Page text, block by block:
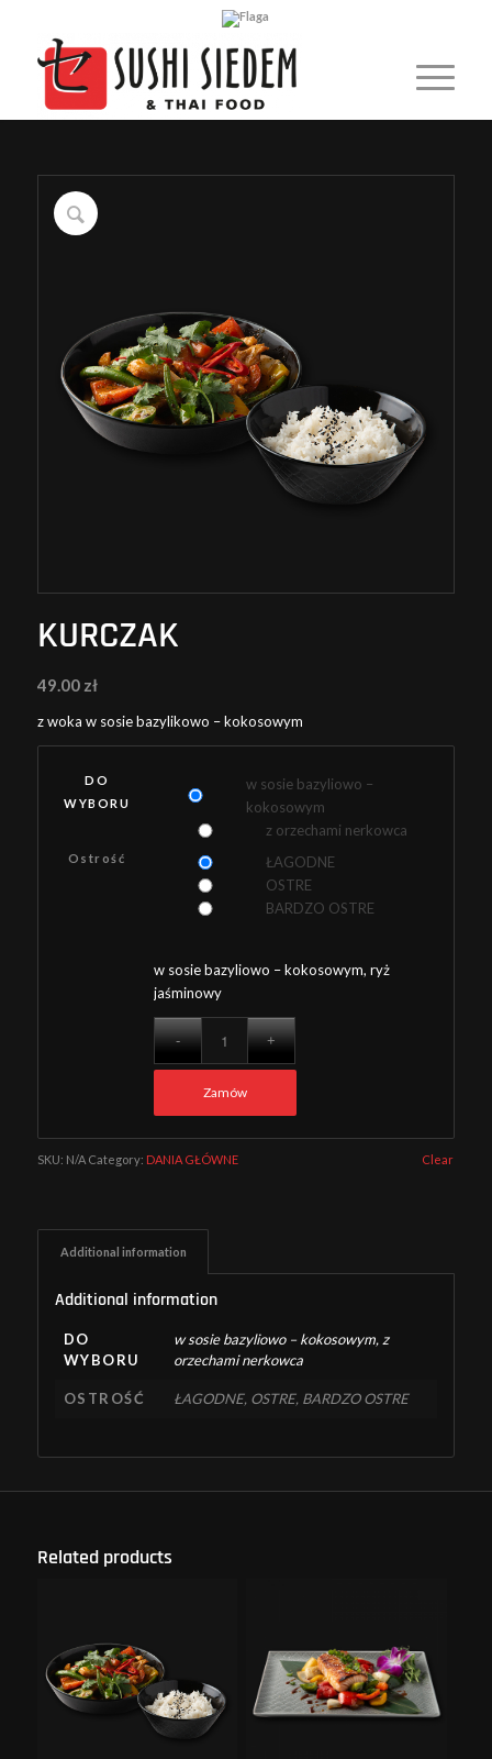
KURCZAK
49.00 zł
z woka w sosie bazylikowo – kokosowym
DO
WYBORU
w sosie bazyliowo –
kokosowym
z orzechami nerkowca
Ostrość
ŁAGODNE
OSTRE
BARDZO OSTRE
Clear
w sosie bazyliowo – kokosowym, ryż
jaśminowy
Zamów
SKU: N/A Category: DANIA GŁÓWNE
Additional information
Additional information
DO
WYBORU
w sosie bazyliowo – kokosowym, z
orzechami nerkowca
OSTROŚĆ ŁAGODNE, OSTRE, BARDZO OSTRE
Related products